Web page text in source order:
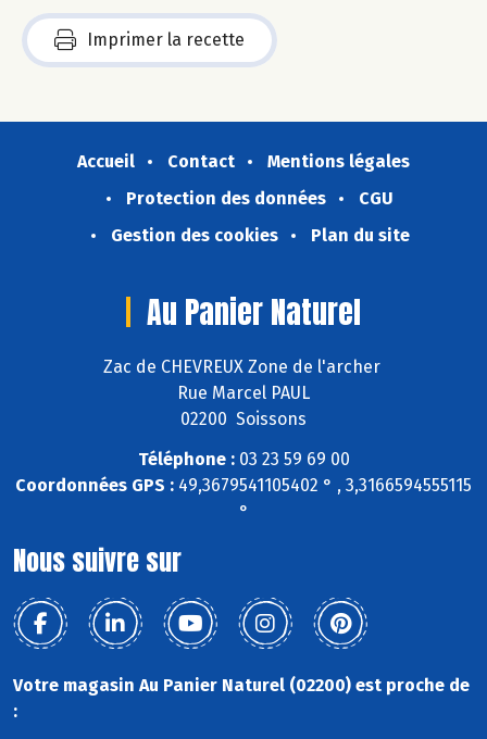
Imprimer la recette
Accueil Contact
Mentions légales
Protection des données
CGU
Gestion des cookies
Plan du site
Au Panier Naturel
Zac de CHEVREUX Zone de l'archer
Rue Marcel PAUL
02200 Soissons
Téléphone :03 23 59 69 00
Coordonnées GPS : 49,3679541105402 ° , 3,3166594555115
°
Nous suivre sur
Votre magasin Au Panier Naturel (02200) est proche de
: